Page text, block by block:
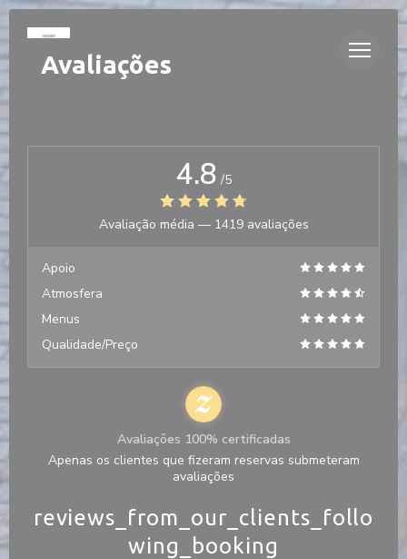
Painel de Gerenciamento de Cookies
Avaliações
reviews_from_our_clients_follo
wing_booking
4.8 /5
Avaliação média — 1419 avaliações
Apoio
Atmosfera
Menus
Qualidade/Preço
Avaliações 100% certificadas
Apenas os clientes que fizeram reservas submeteram
avaliações